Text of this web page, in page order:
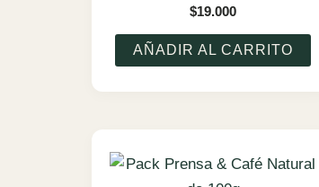
$19.000
AÑADIR AL CARRITO